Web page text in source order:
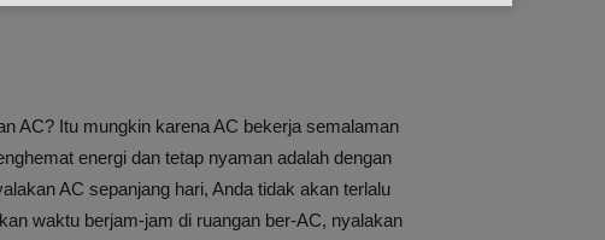
AC? Itu mungkin karena AC bekerja semalaman
energi dan tetap nyaman adalah dengan
AC sepanjang hari, Anda tidak akan terlalu
waktu berjam-jam di ruangan ber-AC, nyalakan